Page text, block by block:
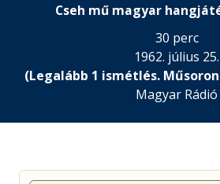
Cseh mű magyar
30 perc
1962. július 25.
(Legalább 1 ismétlés.
Magyar Rádió